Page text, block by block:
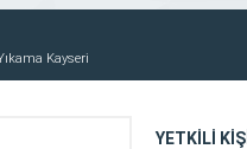
Kayseri
YETKİLİ KİŞİ